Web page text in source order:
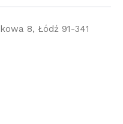
8, Łódź 91-341